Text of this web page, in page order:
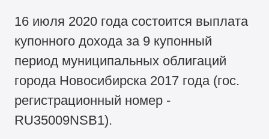
16 июля 2020 года состоится выплата
купонного дохода за 9 купонный
период муниципальных облигаций
города Новосибирска 2017 года (гос.
регистрационный номер -
RU35009NSB1).